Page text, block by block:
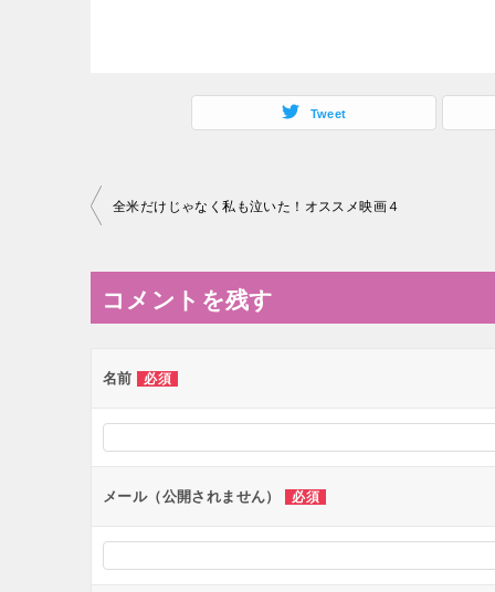
Tweet
投
ナ
ビ
ー
ョ
ン
全米だけじゃなく私も泣いた！オススメ映画４
コメントを残す
名前 必須
メール（公開されません） 必須